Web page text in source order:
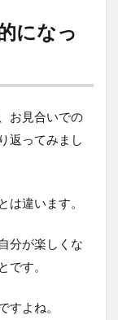
になっ
お見合いでの
返ってみまし
は違います。
分が楽しくな
です。
すよね。